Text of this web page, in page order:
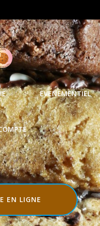
EVENEMENTIEL
EN LIGNE